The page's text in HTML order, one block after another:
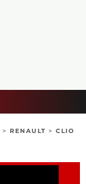
> RENAULT > CLIO